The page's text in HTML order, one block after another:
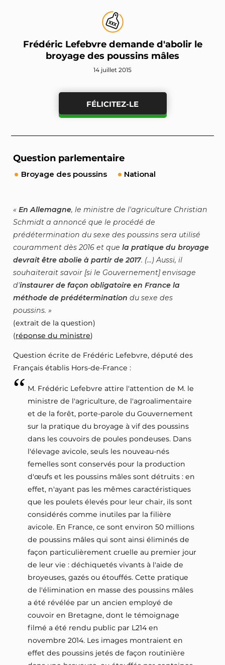
Frédéric Lefebvre demande d'abolir le
broyage des poussins mâles
14 juillet 2015
FÉLICITEZ-LE
Question parlementaire
Broyage des poussins National
En Allemagne, le ministre de l'agriculture Christian
Schmidt a annoncé que le procédé de
prédétermination du sexe des poussins sera utilisé
couramment dès 2016 et quela pratique du broyage
devrait être abolie à partir de 2017. (...) Aussi, il
souhaiterait savoir [si le Gouvernement] envisage
d'instaurer de façon obligatoire en France la
méthode de prédétermination du sexe des
poussins.
(extrait de la question)
(réponse du ministre)
Question écrite de Frédéric Lefebvre, député des
Français établis Hors-de-France :
M. Frédéric Lefebvre attire l'attention de M. le
ministre de l'agriculture, de l'agroalimentaire
et de la forêt, porte-parole du Gouvernement
sur la pratique du broyage à vif des poussins
dans les couvoirs de poules pondeuses. Dans
l'élevage avicole, seuls les nouveau-nés
femelles sont conservés pour la production
d'œufs et les poussins mâles sont détruits : en
effet, n'ayant pas les mêmes caractéristiques
que les poulets élevés pour leur chair, ils sont
considérés comme inutiles par la filière
avicole. En France, ce sont environ 50 millions
de poussins mâles qui sont ainsi éliminés de
façon particulièrement cruelle au premier jour
de leur vie : déchiquetés vivants à l'aide de
broyeuses, gazés ou étouffés. Cette pratique
de l'élimination en masse des poussins mâles
a été révélée par un ancien employé de
couvoir en Bretagne, dont le témoignage
filmé a été rendu public par L214 en
novembre 2014. Les images montraient en
effet des poussins jetés de façon routinière